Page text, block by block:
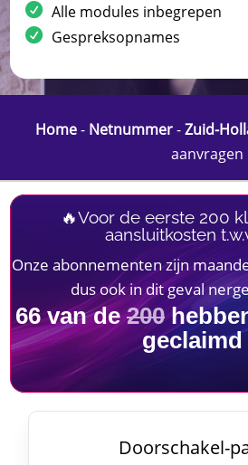
Alle modules inbegrepen
Gespreksopnames
Home- Netnummer-Zuid-
aanvragen
🔥Voor de eerste 200
aansluitkosten
Onze abonnementen zijn
dus ook in dit geval
66van de200
geclaimd
Doorschakel-